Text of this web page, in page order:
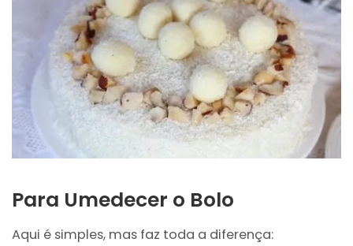
Para Umedecer o Bolo
Aqui é simples, mas faz toda a diferença: